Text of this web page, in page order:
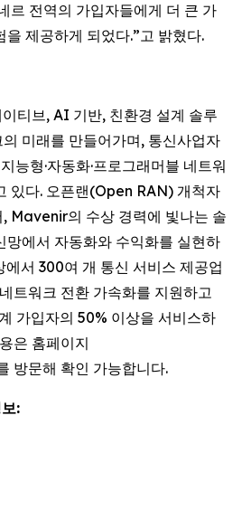
르 전역의 가입자들에게 더 큰 가
제공하게 되었다.”고 밝혔다.
티브, AI 기반, 친환경 설계 솔루
미래를 만들어가며, 통신사업자
능형·자동화·프로그래머블 네트워
있다. 오픈랜(Open RAN) 개척자
Mavenir의 수상 경력에 빛나는 솔
망에서 자동화와 수익화를 실현하
서 300여 개 통신 서비스 제공업
트워크 전환 가속화를 지원하고
가입자의 50% 이상을 서비스하
은 홈페이지
방문해 확인 가능합니다.
: